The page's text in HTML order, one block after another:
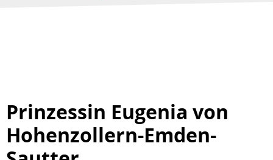
Prinzessin Eugenia von
Hohenzollern-Emden-